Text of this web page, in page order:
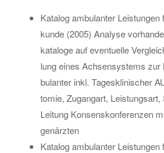
Ka­ta­log am­bu­lan­ter
kun­de (2005) Ana­ly­se
ka­ta­lo­ge auf even­tu­el­le
lung eines Ach­sen­sys­tems
bu­lan­ter inkl. Ta­ges­kli­ni­scher
to­mie, Zu­gang­art,
Lei­tung Kon­sens­kon­fe­ren­zen
gen­ärz­ten
Ka­ta­log am­bu­lan­ter Leis­tun­gen